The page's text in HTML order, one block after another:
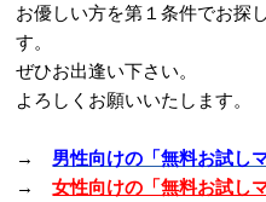
お優しい方を第１条件でお探
す。
ぜひお出逢い下さい。
よろしくお願いいたします。
→ 男性向けの「無料お試し
→女性向けの「無料お試し